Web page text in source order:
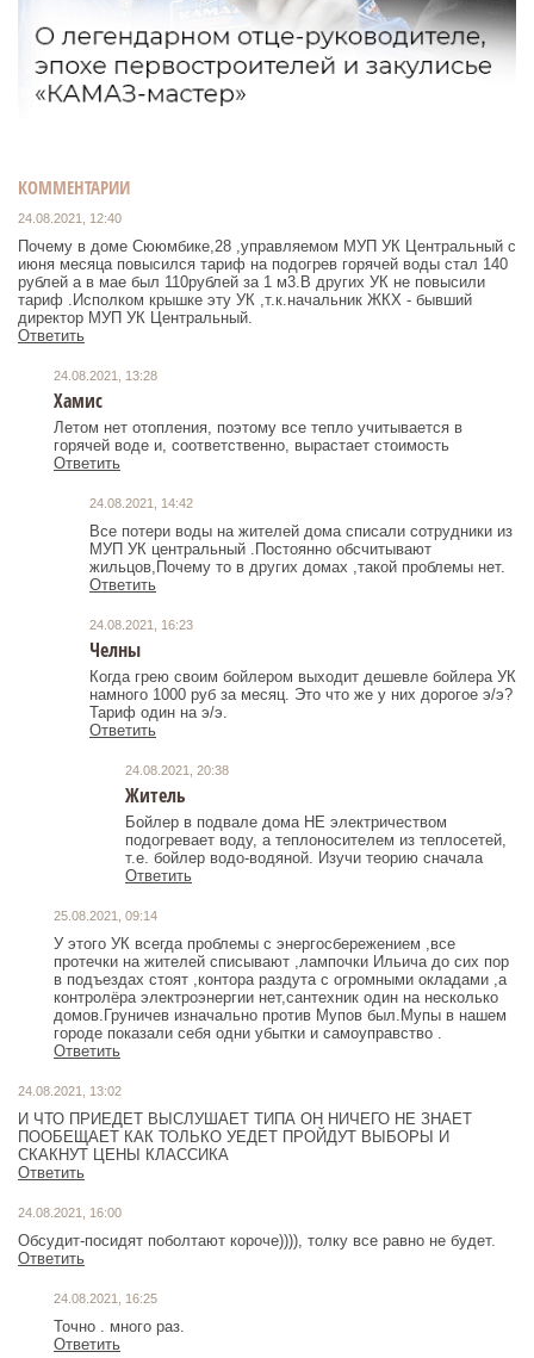
КОММЕНТАРИИ
24.08.2021, 12:40
Почему в доме Сююмбике,28 ,управляемом МУП УК Центральный с
июня месяца повысился тариф на подогрев горячей воды стал 140
рублей а в мае был 110рублей за 1 м3.В других УК не повысили
тариф .Исполком крышке эту УК ,т.к.начальник ЖКХ - бывший
директор МУП УК Центральный.
Ответить
24.08.2021, 13:28
Хамис
Летом нет отопления, поэтому все тепло учитывается в
горячей воде и, соответственно, вырастает стоимость
Ответить
24.08.2021, 14:42
Все потери воды на жителей дома списали сотрудники из
МУП УК центральный .Постоянно обсчитывают
жильцов,Почему то в других домах ,такой проблемы нет.
Ответить
24.08.2021, 16:23
Челны
Когда грею своим бойлером выходит дешевле бойлера УК
намного 1000 руб за месяц. Это что же у них дорогое э/э?
Тариф один на э/э.
Ответить
24.08.2021, 20:38
Житель
Бойлер в подвале дома НЕ электричеством
подогревает воду, а теплоносителем из теплосетей,
т.е. бойлер водо-водяной. Изучи теорию сначала
Ответить
25.08.2021, 09:14
У этого УК всегда проблемы с энергосбережением ,все
протечки на жителей списывают ,лампочки Ильича до сих пор
в подъездах стоят ,контора раздута с огромными окладами ,а
контролёра электроэнергии нет,сантехник один на несколько
домов.Груничев изначально против Мупов был.Мупы в нашем
городе показали себя одни убытки и самоуправство .
Ответить
24.08.2021, 13:02
И ЧТО ПРИЕДЕТ ВЫСЛУШАЕТ ТИПА ОН НИЧЕГО НЕ ЗНАЕТ
ПООБЕЩАЕТ КАК ТОЛЬКО УЕДЕТ ПРОЙДУТ ВЫБОРЫ И
СКАКНУТ ЦЕНЫ КЛАССИКА
Ответить
24.08.2021, 16:00
Обсудит-посидят поболтают короче)))), толку все равно не будет.
Ответить
24.08.2021, 16:25
Точно . много раз.
Ответить